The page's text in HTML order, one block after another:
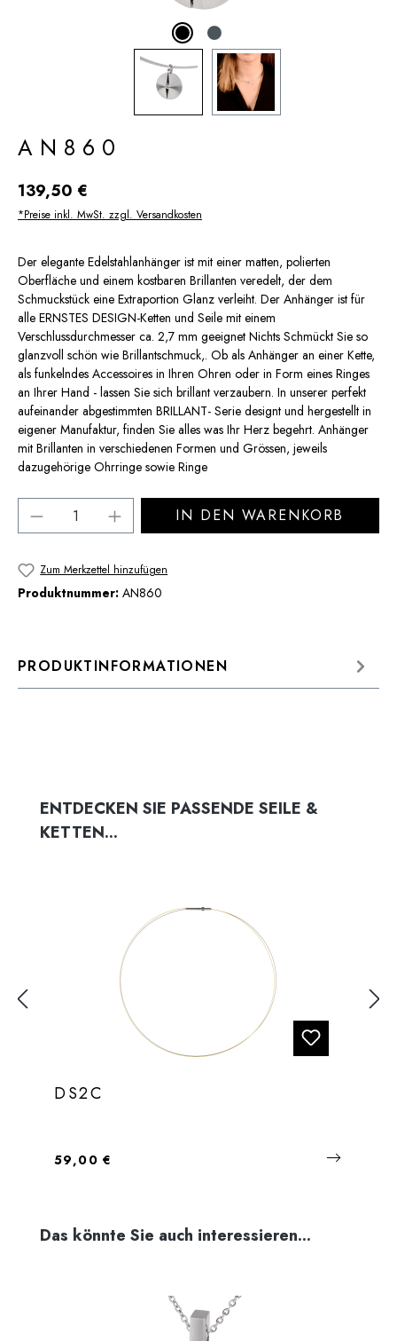
AN860
Regulärer Preis:
139,50 €
*Preise inkl. MwSt. zzgl. Versandkosten
Der elegante Edelstahlanhänger ist mit einer matten, polierten
Oberfläche und einem kostbaren Brillanten veredelt, der dem
Schmuckstück eine Extraportion Glanz verleiht. Der Anhänger ist für
alle ERNSTES DESIGN-Ketten und Seile mit einem
Verschlussdurchmesser ca. 2,7 mm geeignet Nichts Schmückt Sie so
glanzvoll schön wie Brillantschmuck,. Ob als Anhänger an einer Kette,
als funkelndes Accessoires in Ihren Ohren oder in Form eines Ringes
an Ihrer Hand - lassen Sie sich brillant verzaubern. In unserer perfekt
aufeinander abgestimmten BRILLANT- Serie designt und hergestellt in
eigener Manufaktur, finden Sie alles was Ihr Herz begehrt. Anhänger
mit Brillanten in verschiedenen Formen und Grössen, jeweils
dazugehörige Ohrringe sowie Ringe
Produkt Anzahl: Gib den gewünschten
IN DEN WARENKORB
Zum Merkzettel hinzufügen
Produktnummer: AN860
PRODUKTINFORMATIONEN
Produktgalerie überspringen
ENTDECKEN SIE PASSENDE SEILE &
KETTEN...
DS2C
Regulärer Preis:
59,00 €
Produktgalerie überspringen
Das könnte Sie auch interessieren...